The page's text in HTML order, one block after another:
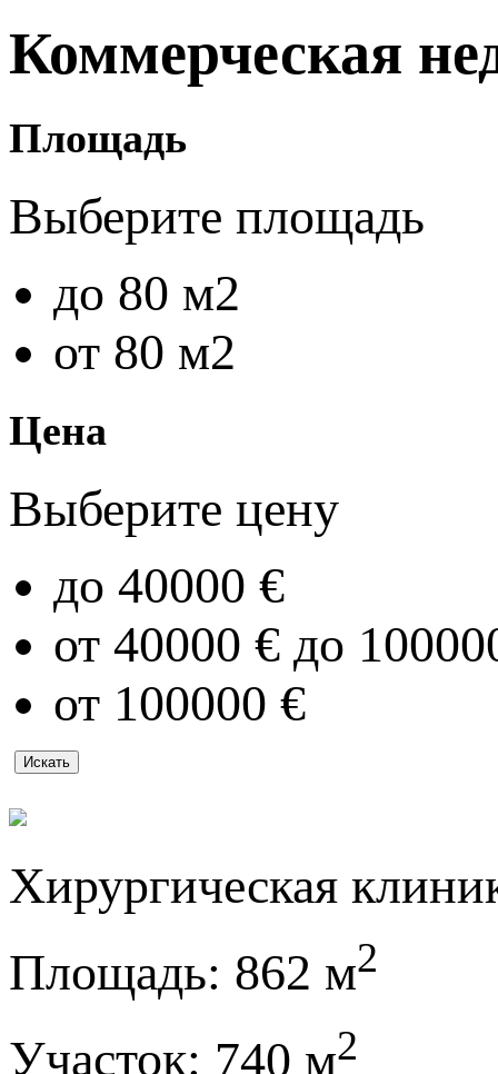
Коммерческая
Площадь
Выберите площадь
до 80 м2
от 80 м2
Цена
Выберите цену
до 40000 €
от 40000 € до
от 100000 €
Хирургическая
Площадь: 862 м2
Участок: 740 м2